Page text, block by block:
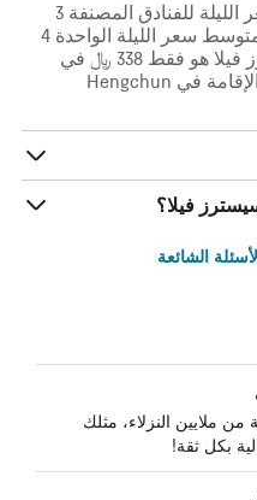
هناك فرق يبلغ 2% في متوسط ​​سعر الليلة للفنادق المصنفة 3
نجوم في Hengchun Township ومتوسط ​​سعر الليلة الواحدة 4
سيسترز فيلا. السعر في 4 سيسترز فيلا هو فقط 338 ﷼ في
الللية وهو يعتبر سعر جيد جداً عند الإقامة في Hengchun
الشائعة
من ملايين النزلاء، مثلك
بكل ثقة!